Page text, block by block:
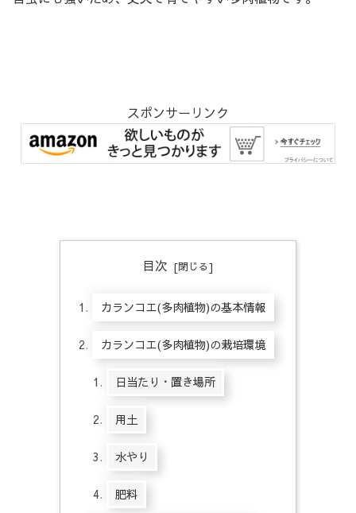
スポンサーリンク
目次
カランコエ(多肉植物)の基本情報
カランコエ(多肉植物)の栽培環境
日当たり・置き場所
用土
水やり
肥料